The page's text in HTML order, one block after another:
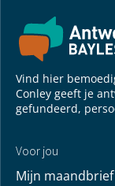
Vind hier
Conley geeft je
gefundeerd,
Voor jou
Mijn maandbrief